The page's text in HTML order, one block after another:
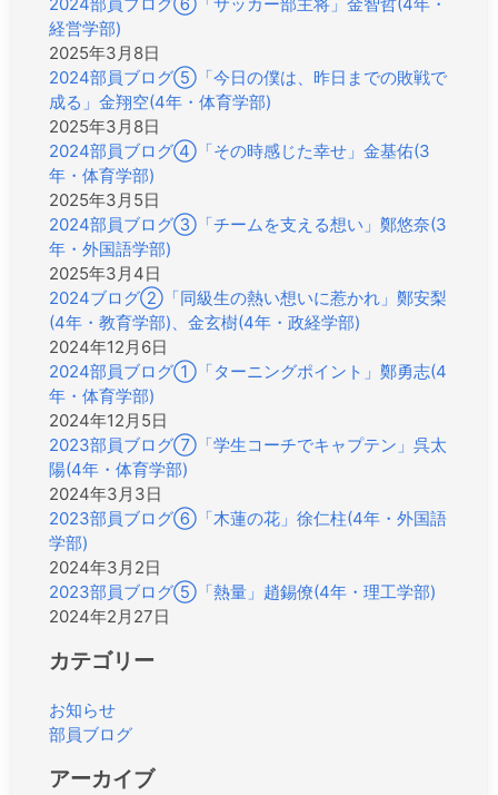
経営学部)
2025年3月8日
2024部員ブログ⑤「今日の僕は、昨日までの敗戦で
成る」金翔空(4年・体育学部)
2025年3月8日
2024部員ブログ④「その時感じた幸せ」金基佑(3
年・体育学部)
2025年3月5日
2024部員ブログ③「チームを支える想い」鄭悠奈(3
年・外国語学部)
2025年3月4日
2024ブログ②「同級生の熱い想いに惹かれ」鄭安梨
(4年・教育学部)、金玄樹(4年・政経学部)
2024年12月6日
2024部員ブログ①「ターニングポイント」鄭勇志(4
年・体育学部)
2024年12月5日
2023部員ブログ⑦「学生コーチでキャプテン」呉太
陽(4年・体育学部)
2024年3月3日
2023部員ブログ⑥「木蓮の花」徐仁柱(4年・外国語
学部)
2024年3月2日
2023部員ブログ⑤「熱量」趙錫僚(4年・理工学部)
2024年2月27日
カテゴリー
お知らせ
部員ブログ
アーカイブ